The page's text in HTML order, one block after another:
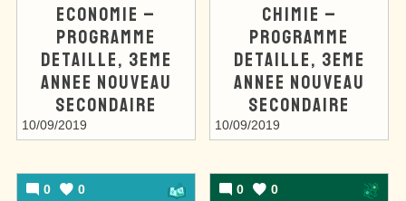
ECONOMIE –
PROGRAMME
DETAILLE, 3EME
ANNEE NOUVEAU
SECONDAIRE
10/09/2019
CHIMIE –
PROGRAMME
DETAILLE, 3EME
ANNEE NOUVEAU
SECONDAIRE
10/09/2019
0 0 0 0